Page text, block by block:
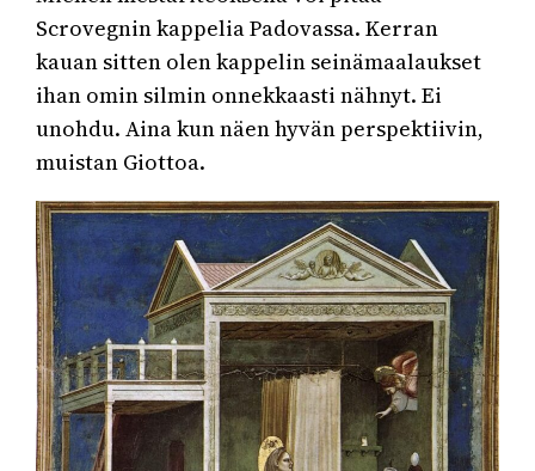
Scrovegnin kappelia Padovassa. Kerran
kauan sitten olen kappelin seinämaalaukset
ihan omin silmin onnekkaasti nähnyt. Ei
unohdu. Aina kun näen hyvän perspektiivin,
muistan Giottoa.